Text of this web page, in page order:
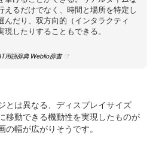
えるだけでなく、時間と場所を特定し
んだり、双方向的（インタラクティ
現したりすることもできる。
用語辞典 Weblio辞書
とは異なる、ディスプレイサイズ
移動できる機動性を実現したものが
幅が広がりそうです。